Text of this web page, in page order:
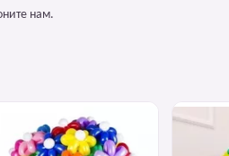
нам.